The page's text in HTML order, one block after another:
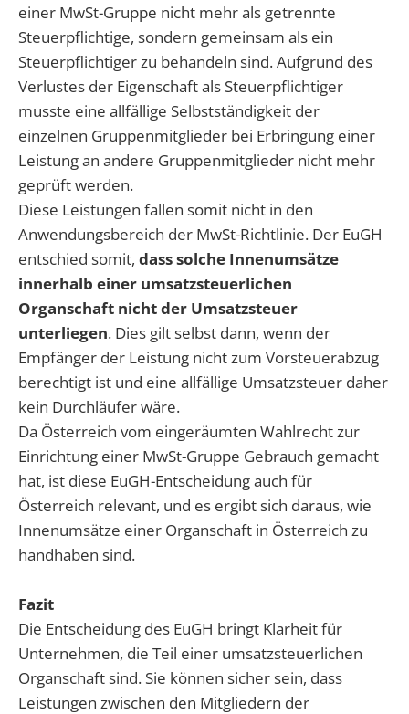
einer MwSt-Gruppe nicht mehr als getrennte
Steuerpflichtige, sondern gemeinsam als ein
Steuerpflichtiger zu behandeln sind. Aufgrund des
Verlustes der Eigenschaft als Steuerpflichtiger
musste eine allfällige Selbstständigkeit der
einzelnen Gruppenmitglieder bei Erbringung einer
Leistung an andere Gruppenmitglieder nicht mehr
geprüft werden.
Diese Leistungen fallen somit nicht in den
Anwendungsbereich der MwSt-Richtlinie. Der EuGH
entschied somit, dass solche Innenumsätze
innerhalb einer umsatzsteuerlichen
Organschaft nicht der Umsatzsteuer
unterliegen. Dies gilt selbst dann, wenn der
Empfänger der Leistung nicht zum Vorsteuerabzug
berechtigt ist und eine allfällige Umsatzsteuer daher
kein Durchläufer wäre.
Da Österreich vom eingeräumten Wahlrecht zur
Einrichtung einer MwSt-Gruppe Gebrauch gemacht
hat, ist diese EuGH-Entscheidung auch für
Österreich relevant, und es ergibt sich daraus, wie
Innenumsätze einer Organschaft in Österreich zu
handhaben sind.
Fazit
Die Entscheidung des EuGH bringt Klarheit für
Unternehmen, die Teil einer umsatzsteuerlichen
Organschaft sind. Sie können sicher sein, dass
Leistungen zwischen den Mitgliedern der